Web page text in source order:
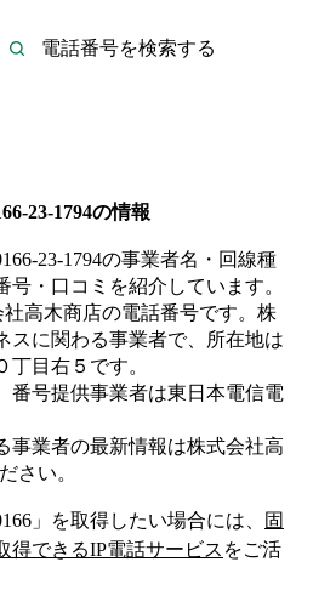
23-1794の情報
23-1794の事業者名・回線種
号・口コミを紹介しています。
社高木商店の電話番号です。 株
スに関わる事業者で、所在地は
丁目右５ です。
番号提供事業者は東日本電信電
事業者の最新情報は株式会社高
さい。
」を取得したい場合には、
固
得できるIP電話サービス をご活